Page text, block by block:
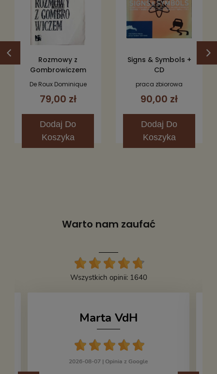
Rozmowy z
Gombrowiczem
De Roux Dominique
79,00 zł
Dodaj Do
Koszyka
Signs & Symbols +
CD
praca zbiorowa
90,00 zł
Dodaj Do
Koszyka
Warto nam zaufać
Wszystkich opinii: 1640
Marta VdH
2026-08-07 | Opinia z Google